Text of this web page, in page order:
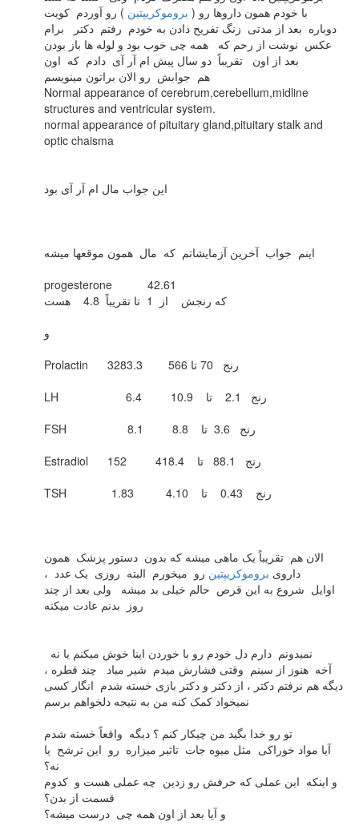
با خودم همون داروها رو ( بروموکریپتین ) رو آوردم کویت
دوباره بعد از مدتی زنگ تفریح دادن به خودم رفتم دکتر برام
عکس نوشت از رحم که همه چی خوب بود و لوله ها باز بودن
بعد از اون تقریباً دو سال پیش ام آر آی دادم که اون
هم جوابش رو الان براتون مینویسم
Normal appearance of cerebrum,cerebellum,midline
structures and ventricular system.
normal appearance of pituitary gland,pituitary stalk and
optic chaisma
این جواب مال ام آر آی بود
اینم جواب آخرین آزمایشاتم که مال همون موقعها میشه
progesterone 42.61
که رنجش از 1 تا تقریباً 4.8 هست
و
Prolactin 3283.3 رنج 70 تا 566
LH 6.4 رنج 2.1 تا 10.9
FSH 8.1 رنج 3.6 تا 8.8
Estradiol 152 رنج 88.1 تا 418.4
TSH 1.83 رنج 0.43 تا 4.10
الان هم تقریباً یک ماهی میشه که بدون دستور پزشک همون
داروی بروموکریپتین رو میخورم البته روزی یک عدد ،
اوایل شروع به این قرص حالم خیلی بد میشه ولی بعد از چند
روز بدنم عادت میکنه
نمیدونم دارم دل خودم رو با خوردن اینا خوش میکنم یا نه
آخه هنوز از سینم وقتی فشارش میدم شیر میاد چند قطره ،
دیگه هم نرفتم دکتر ، از دکتر و دکتر بازی خسته شدم انگار کسی
نمیخواد کمک کنه من به نتیجه دلخواهم برسم
تو رو خدا بگید من چیکار کنم ؟ دیگه واقعاً خسته شدم
آیا مواد خوراکی مثل میوه جات تاثیر میزاره رو این ترشح یا
نه؟
و اینکه این عملی که حرفش رو زدین چه عملی هست و کدوم
قسمت از بدن؟
و آیا بعد از اون همه چی درست میشه؟